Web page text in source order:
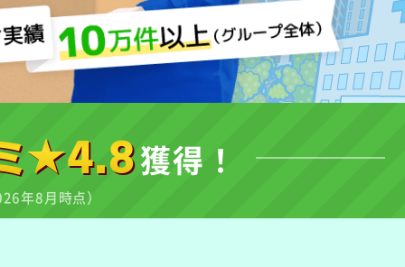
★4.8獲得！
年8月時点）